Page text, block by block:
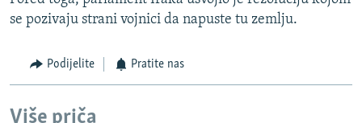
Auto 270p 360p 404p
1080p
404p
se pozivaju strani vojnici da napuste tu zemlju.
Podijelite Pratite nas
Više priča